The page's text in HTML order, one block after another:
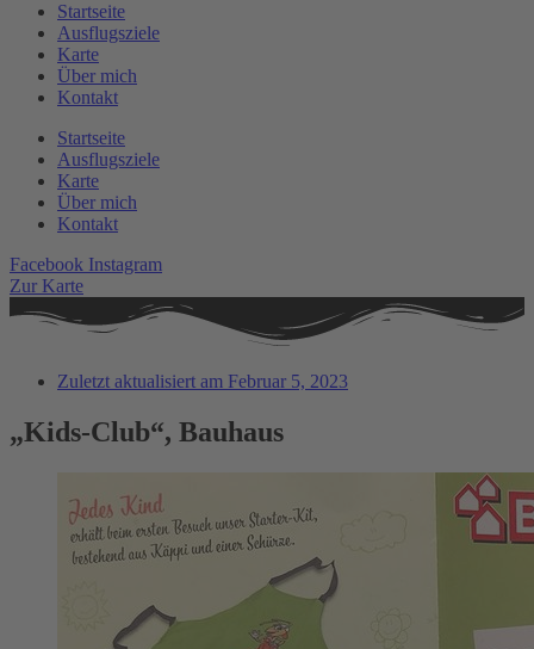
Startseite
Ausflugsziele
Karte
Über mich
Kontakt
Startseite
Ausflugsziele
Karte
Über mich
Kontakt
Facebook Instagram
Zur Karte
Zuletzt aktualisiert am Februar 5, 2023
„Kids-Club“, Bauhaus